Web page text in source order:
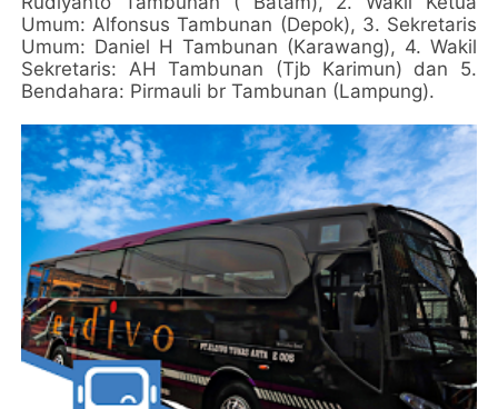
Umum: Alfonsus Tambunan (Depok), 3. Sekretaris
Umum: Daniel H Tambunan (Karawang), 4. Wakil
Sekretaris: AH Tambunan (Tjb Karimun) dan 5.
Bendahara: Pirmauli br Tambunan (Lampung).